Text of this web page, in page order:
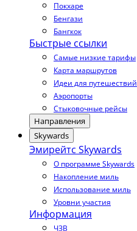
Покхаре
Бенгази
Бангкок
Быстрые ссылки
Самые низкие тарифы
Карта маршрутов
Идеи для путешествий
Аэропорты
Стыковочные рейсы
Направления
Skywards
Эмирейтс Skywards
О программе Skywards
Накопление миль
Использование миль
Уровни участия
Информация
ЧЗВ